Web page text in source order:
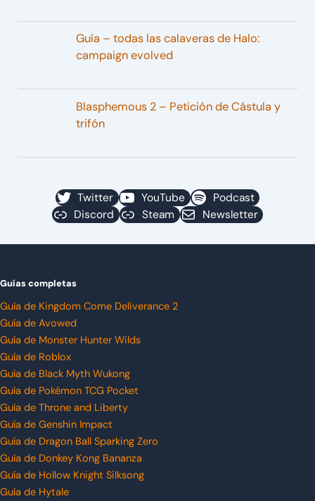
Guía – todas las calaveras de Halo:
campaign evolved
Blasphemous 2 – Petición de Cástula y
trifón
Twitter YouTube
Podcast
Discord
Steam Newsletter
Guías completas
Guía de Kingdom Come Deliverance 2
Guía de Avowed
Guía de Monster Hunter Wilds
Guía de Roblox
Guía de Black Myth Wukong
Guía de Pokémon TCG Pocket
Guía de Throne and Liberty
Guía de Genshin Impact
Guía de Dragon Ball Sparking Zero
Guía de Donkey Kong Bananza
Guía de Hollow Knight Silksong
Guía de Hytale